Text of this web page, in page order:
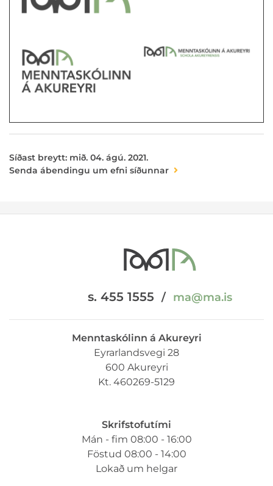
Síðast breytt: mið. 04. ágú. 2021.
Senda ábendingu um efni síðunnar
s. 455 1555 / ma@ma.is
Menntaskólinn á Akureyri
Eyrarlandsvegi 28
600 Akureyri
Kt. 460269-5129
Skrifstofutími
Mán - fim 08:00 - 16:00
Föstud 08:00 - 14:00
Lokað um helgar